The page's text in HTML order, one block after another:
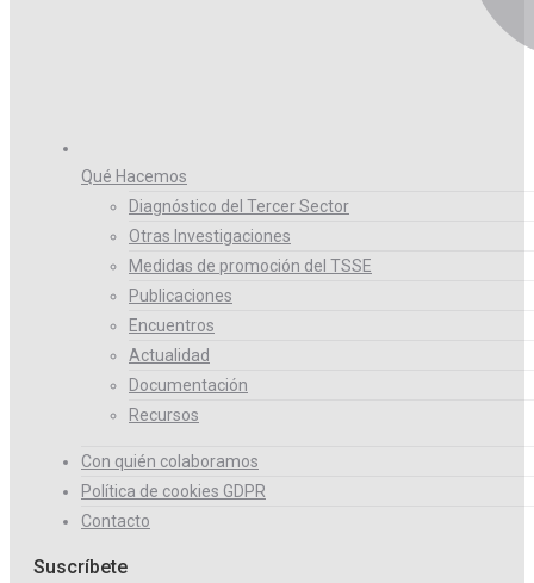
Qué Hacemos
Diagnóstico del Tercer Sector
Otras Investigaciones
Medidas de promoción del TSSE
Publicaciones
Encuentros
Actualidad
Documentación
Recursos
Con quién colaboramos
Política de cookies GDPR
Contacto
Suscríbete